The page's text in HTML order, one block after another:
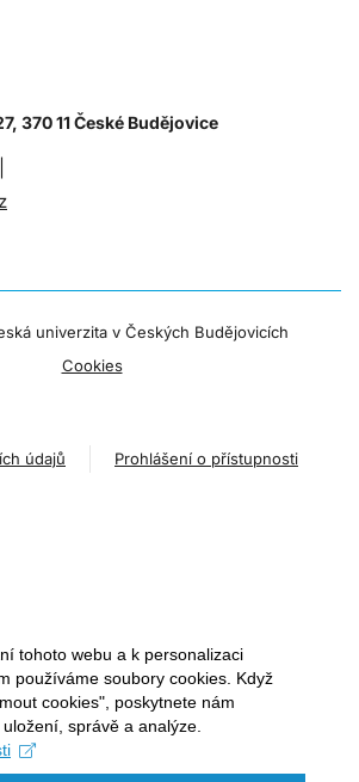
370 11 České Budějovice
univerzita v Českých Budějovicích
Cookies
údajů Prohlášení o přístupnosti
tohoto webu a k personalizaci
používáme soubory cookies. Když
cookies", poskytnete nám
správě a analýze.